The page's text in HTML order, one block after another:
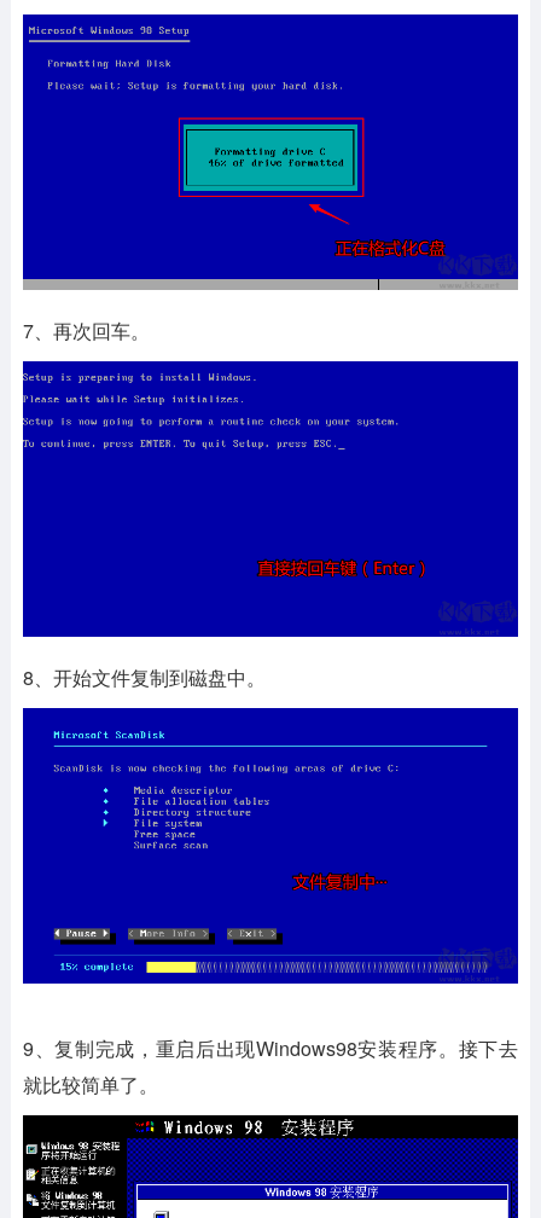
7、再次回车。
8、开始文件复制到磁盘中。
9、复制完成，重启后出现Windows98安装程序。接下去
就比较简单了。